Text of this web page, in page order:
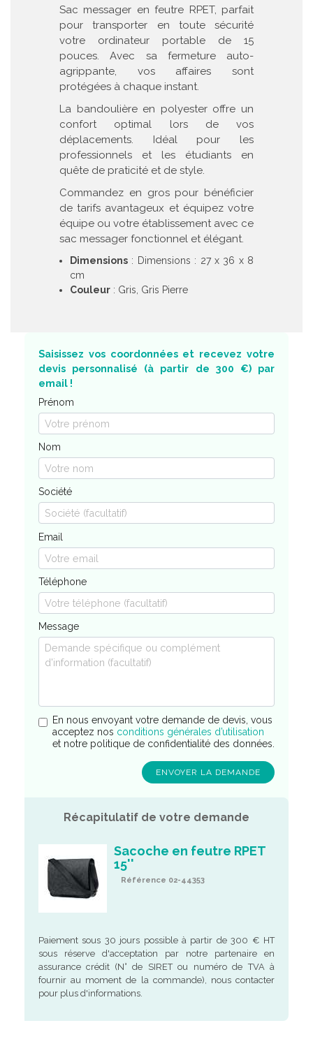
Sac messager en feutre RPET, parfait
pour transporter en toute sécurité
votre ordinateur portable de 15
pouces. Avec sa fermeture auto-
agrippante, vos affaires sont
protégées à chaque instant.
La bandoulière en polyester offre un
confort optimal lors de vos
déplacements. Idéal pour les
professionnels et les étudiants en
quête de praticité et de style.
Commandez en gros pour bénéficier
de tarifs avantageux et équipez votre
équipe ou votre établissement avec ce
sac messager fonctionnel et élégant.
Dimensions : Dimensions : 27 x 36 x 8
cm
Couleur : Gris, Gris Pierre
Saisissez vos coordonnées et recevez votre
devis personnalisé (à partir de 300 €) par
email !
Prénom
Nom
Société
Email
Téléphone
Message
En nous envoyant votre demande de devis, vous
acceptez nos conditions générales d’utilisation
et notre politique de confidentialité des données.
Récapitulatif de votre demande
Sacoche en feutre RPET
15''
Référence 02-44353
Paiement sous 30 jours possible à partir de 300 € HT
sous réserve d'acceptation par notre partenaire en
assurance crédit (N° de SIRET ou numéro de TVA à
fournir au moment de la commande), nous contacter
pour plus d'informations.